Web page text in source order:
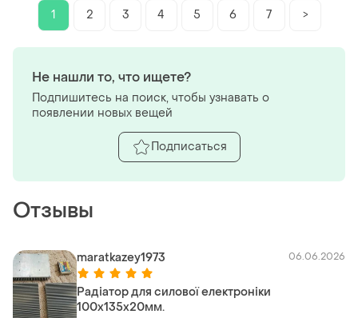
1 2 3 4 5 6 7 >
Отзывы
maratkazey1973 06.06.2026
Радіатор для силової електроніки
100х135х20мм.
Не нашли то, что ищете?
Подпишитесь на поиск, чтобы узнавать о
появлении новых вещей
Подписаться